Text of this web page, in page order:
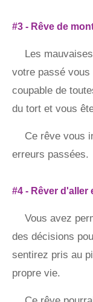
#3 - Rêve de
Les
votre passé vous
coupable de
du tort et vous
Ce rêve vous
erreurs passées.
#4 - Rêver d'aller
Vous avez
des décisions
sentirez pris au
propre vie.